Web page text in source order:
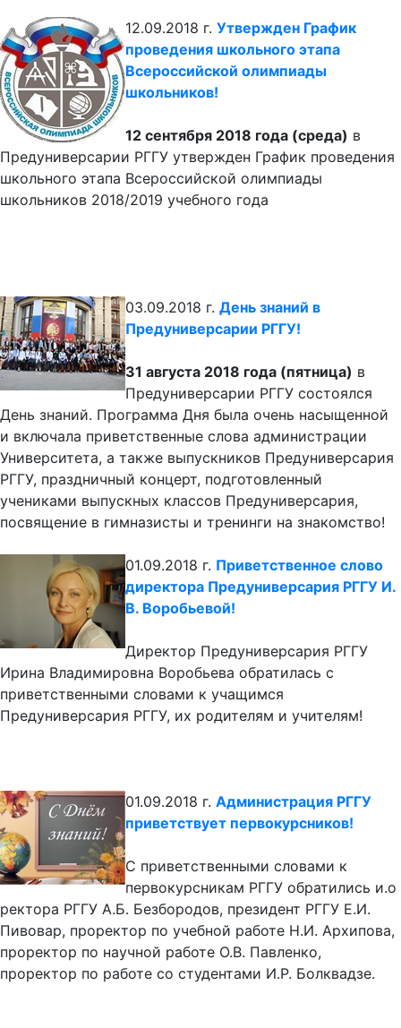
12.09.2018 г. Утвержден График
проведения школьного этапа
Всероссийской олимпиады
школьников!
12 сентября 2018 года (среда) в
Предуниверсарии РГГУ утвержден График проведения
школьного этапа Всероссийской олимпиады
школьников 2018/2019 учебного года
03.09.2018 г. День знаний в
Предуниверсарии РГГУ!
31 августа 2018 года (пятница) в
Предуниверсарии РГГУ состоялся
День знаний. Программа Дня была очень насыщенной
и включала приветственные слова администрации
Университета, а также выпускников Предуниверсария
РГГУ, праздничный концерт, подготовленный
учениками выпускных классов Предуниверсария,
посвящение в гимназисты и тренинги на знакомство!
01.09.2018 г. Приветственное слово
директора Предуниверсария РГГУ И.
В. Воробьевой!
Директор Предуниверсария РГГУ
Ирина Владимировна Воробьева обратилась с
приветственными словами к учащимся
Предуниверсария РГГУ, их родителям и учителям!
01.09.2018 г. Администрация РГГУ
приветствует первокурсников!
С приветственными словами к
первокурсникам РГГУ обратились и.о
ректора РГГУ А.Б. Безбородов, президент РГГУ Е.И.
Пивовар, проректор по учебной работе Н.И. Архипова,
проректор по научной работе О.В. Павленко,
проректор по работе со студентами И.Р. Болквадзе.